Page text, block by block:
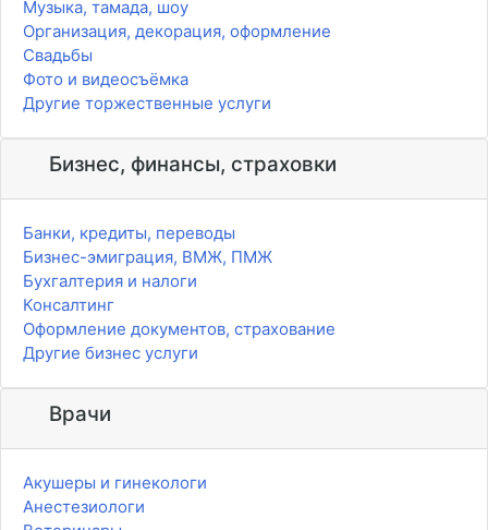
Музыка, тамада, шоу
Организация, декорация, оформление
Свадьбы
Фото и видеосъёмка
Другие торжественные услуги
Бизнес, финансы, страховки
Банки, кредиты, переводы
Бизнес-эмиграция, ВМЖ, ПМЖ
Бухгалтерия и налоги
Консалтинг
Оформление документов, страхование
Другие бизнес услуги
Врачи
Акушеры и гинекологи
Анестезиологи